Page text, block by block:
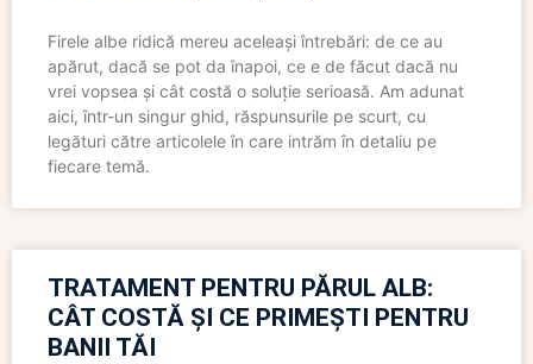
Firele albe ridică mereu aceleași întrebări: de ce au
apărut, dacă se pot da înapoi, ce e de făcut dacă nu
vrei vopsea și cât costă o soluție serioasă. Am adunat
aici, într-un singur ghid, răspunsurile pe scurt, cu
legături către articolele în care intrăm în detaliu pe
fiecare temă.
TRATAMENT PENTRU PĂRUL ALB:
CÂT COSTĂ ȘI CE PRIMEȘTI PENTRU
BANII TĂI